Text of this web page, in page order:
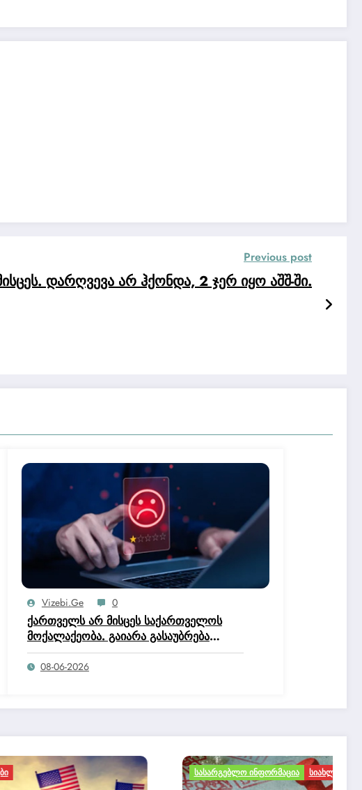
Previous post
დარღვევა არ ჰქონდა, 2 ჯერ იყო აშშ-ში.
Vizebi.ge 0
ქართველს არ მისცეს საქართველოს
მოქალაქეობა. გაიარა გასაუბრება
იუსტიციის სახლში და მოქალაქეობის
კომისია დაწერა, რომ არ ეკუთნის
08-06-2026
ᲡᲐᲡᲐᲠᲒᲔᲑᲚᲝ ᲘᲜᲤᲝᲠᲛᲐᲪᲘᲐ ᲡᲘᲐᲮᲚᲔᲔᲑᲘ